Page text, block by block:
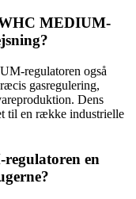
MEDIUM-
regulatoren også
gasregulering,
Dens
til en række industrielle
en